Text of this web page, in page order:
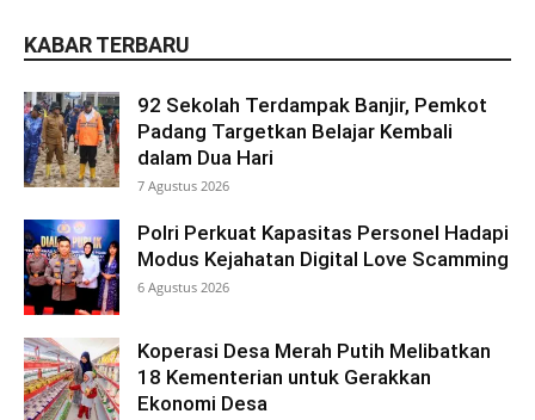
KABAR TERBARU
92 Sekolah Terdampak Banjir, Pemkot
Padang Targetkan Belajar Kembali
dalam Dua Hari
7 Agustus 2026
Polri Perkuat Kapasitas Personel Hadapi
Modus Kejahatan Digital Love Scamming
6 Agustus 2026
Koperasi Desa Merah Putih Melibatkan
18 Kementerian untuk Gerakkan
Ekonomi Desa